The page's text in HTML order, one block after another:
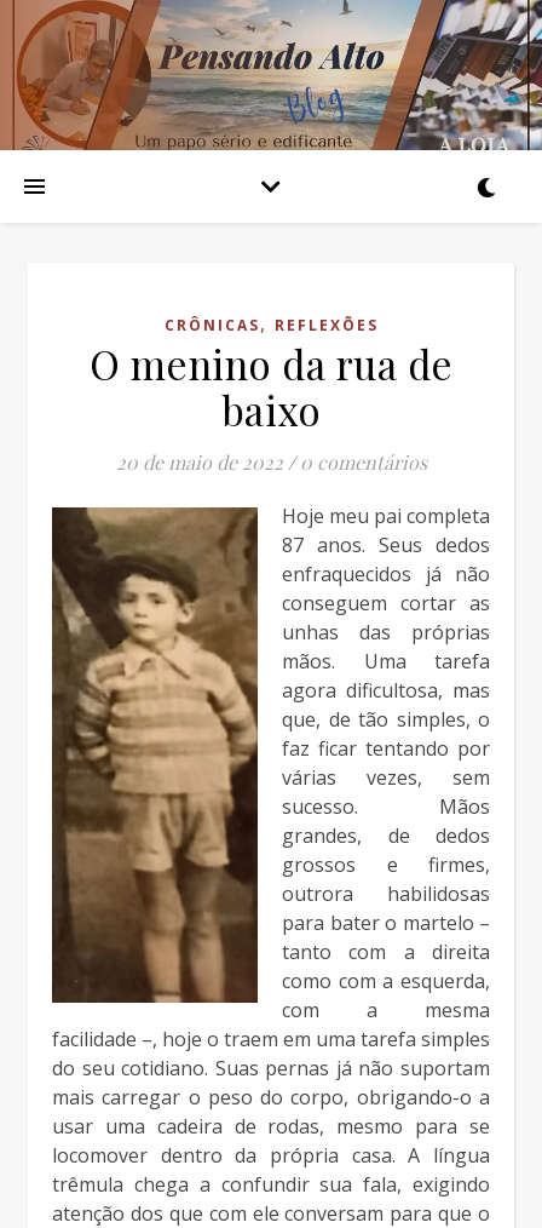
CRÔNICAS, REFLEXÕES
O menino da rua de
baixo
20 de maio de 2022 / 0 comentários
Hoje meu pai completa
87 anos. Seus dedos
enfraquecidos já não
conseguem cortar as
unhas das próprias
mãos. Uma tarefa
agora dificultosa, mas
que, de tão simples, o
faz ficar tentando por
várias vezes, sem
sucesso. Mãos
grandes, de dedos
grossos e firmes,
outrora habilidosas
para bater o martelo –
tanto com a direita
como com a esquerda,
com a mesma
facilidade –, hoje o traem em uma tarefa simples
do seu cotidiano. Suas pernas já não suportam
mais carregar o peso do corpo, obrigando-o a
usar uma cadeira de rodas, mesmo para se
locomover dentro da própria casa. A língua
trêmula chega a confundir sua fala, exigindo
atenção dos que com ele conversam para que o